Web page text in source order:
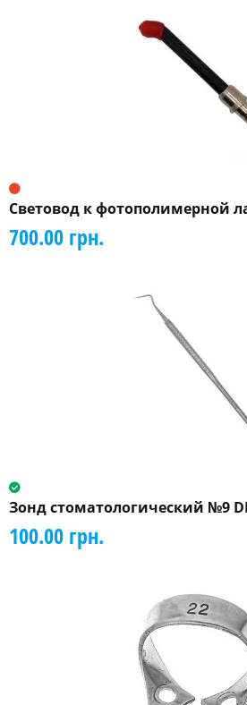
Световод к фотополимерной
700.00 грн.
Зонд стоматологический №9
100.00 грн.